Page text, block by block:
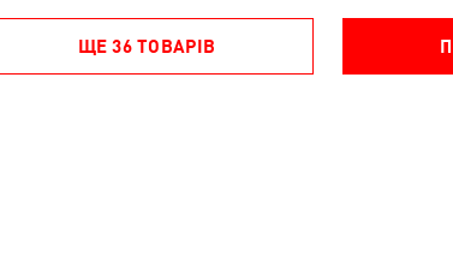
ЩЕ 36 ТОВАРІВ